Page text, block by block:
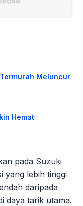
Meluncur
Hemat
pada Suzuki
yang lebih tinggi
daripada
daya tarik utama.